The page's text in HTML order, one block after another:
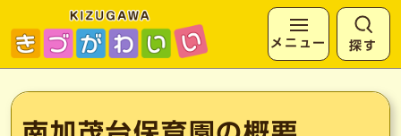
ページの先頭です
メニュー 探す
ここから本文です